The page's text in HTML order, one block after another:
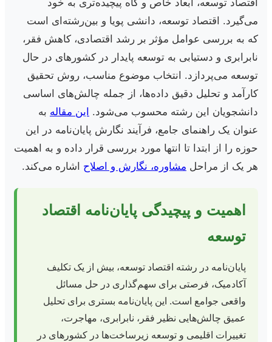
اقتصاد توسعه، ابعاد خاص و گاه پیچیده‌تری به خود
می‌گیرد. اقتصاد توسعه، دانشی پویا و بین‌رشته‌ای است
که به بررسی عوامل مؤثر بر رشد اقتصادی، کاهش فقر،
نابرابری و دستیابی به توسعه پایدار در کشورهای در حال
توسعه می‌پردازد. انتخاب موضوع مناسب، روش تحقیق
کارآمد و تحلیل دقیق داده‌ها، از جمله چالش‌های اساسی
دانشجویان این رشته محسوب می‌شود.
این مقاله به
عنوان یک راهنمای جامع، فرآیند نگارش پایان‌نامه در این
حوزه را از ابتدا تا انتها مورد بررسی قرار داده و به اهمیت
هر یک از مراحل مشاوره، نگارش و اصلاح اشاره می‌کند.
اهمیت و پیچیدگی پایان‌نامه اقتصاد
توسعه
پایان‌نامه در رشته اقتصاد توسعه، بیش از یک تکلیف
آکادمیک، فرصتی برای سهم‌گذاری در حل مسائل
واقعی جوامع است. این پایان‌نامه بستری برای تحلیل
عمیق چالش‌هایی نظیر فقر، نابرابری، مهاجرت،
تغییرات اقلیمی و توسعه زیرساخت‌ها در کشورهای در